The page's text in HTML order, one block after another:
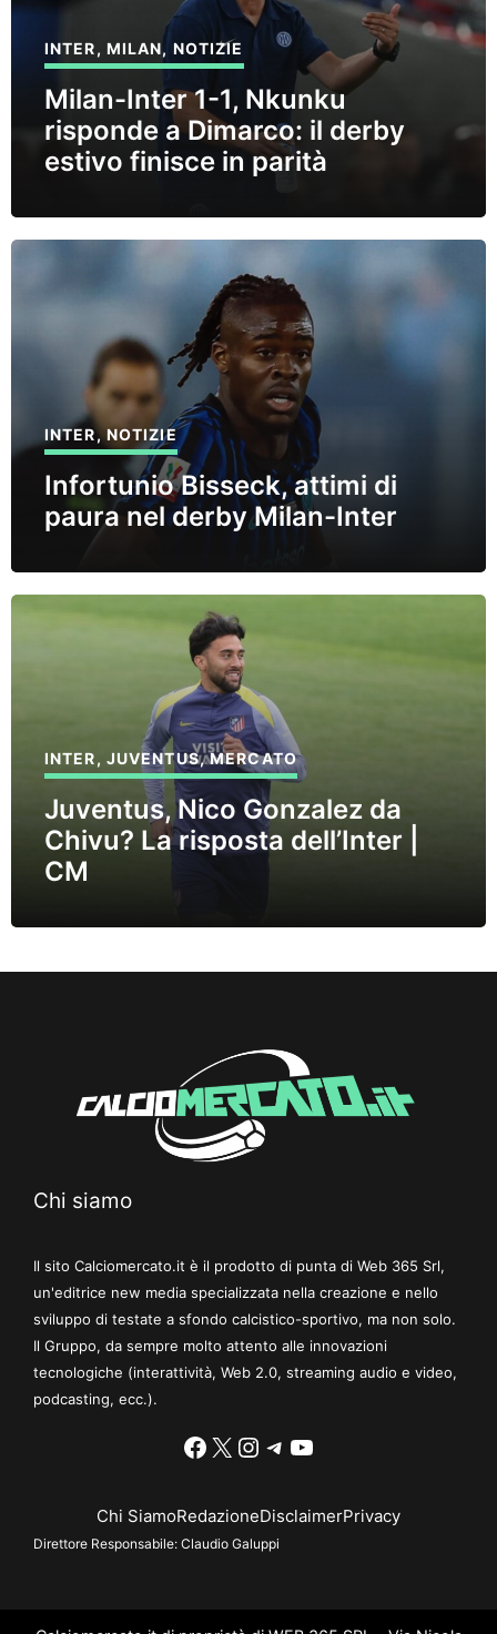
INTER, MILAN, NOTIZIE
Milan-Inter 1-1, Nkunku
risponde a Dimarco: il derby
estivo finisce in parità
INTER,NOTIZIE
Infortunio Bisseck, attimi di
paura nel derby Milan-Inter
INTER, JUVENTUS,MERCATO
Juventus, Nico Gonzalez da
Chivu? La risposta dell’Inter |
CM
Chi siamo
Il sito Calciomercato.it è il prodotto di punta di Web 365 Srl,
un'editrice new media specializzata nella creazione e nello
sviluppo di testate a sfondo calcistico-sportivo, ma non solo.
Il Gruppo, da sempre molto attento alle innovazioni
tecnologiche (interattività, Web 2.0, streaming audio e video,
podcasting, ecc.).
Facebook
X Instagram
Telegram
YouTube
Chi SiamoRedazioneDisclaimerPrivacy
Direttore Responsabile: Claudio Galuppi